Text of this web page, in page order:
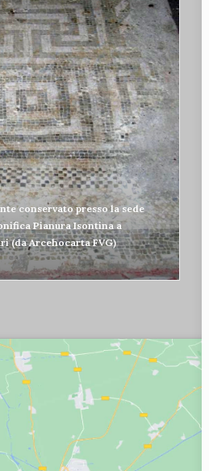
conservato presso la sede
Pianura Isontina a
(da Arcehocarta FVG)